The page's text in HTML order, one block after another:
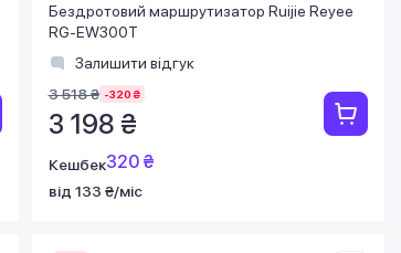
Бездротовий маршрутизатор Ruijie Reyee
RG-EW300T
Залишити відгук
3 518 ₴ -320 ₴
3 198 ₴
Кешбек320 ₴
від 133 ₴/міс